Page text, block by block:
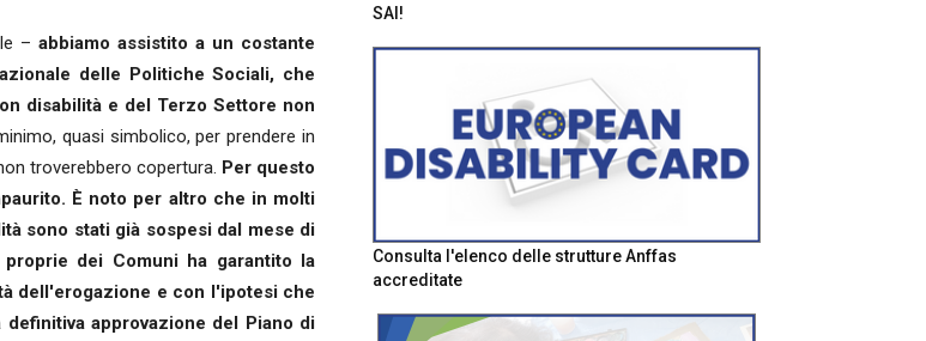
– abbiamo assistito a un costante
delle Politiche Sociali, che
disabilità e del Terzo Settore non
quasi simbolico, per prendere in
troverebbero copertura. Per questo
È noto per altro che in molti
sono stati già sospesi dal mese di
dei Comuni ha garantito la
dell'erogazione e con l'ipotesi che
approvazione del Piano di
SAI!
Consulta l'elenco delle strutture Anffas
accreditate